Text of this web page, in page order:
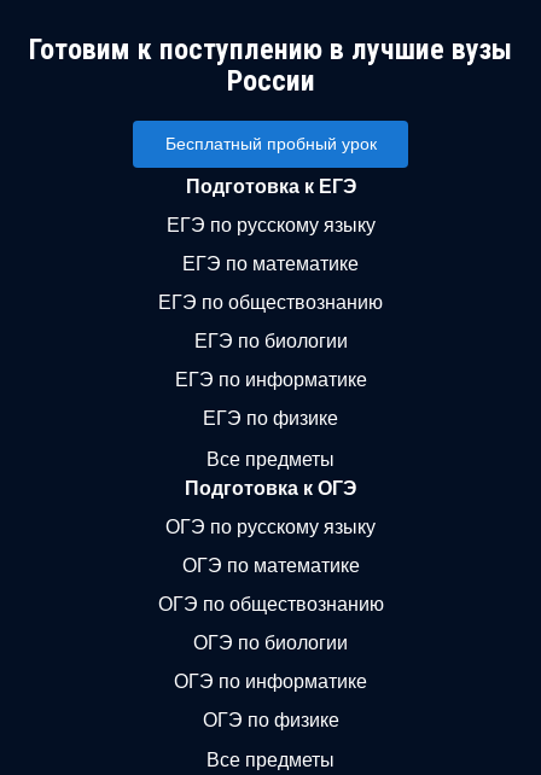
Готовим к поступлению в лучшие вузы
России
Бесплатный пробный урок
Подготовка к ЕГЭ
ЕГЭ по русскому языку
ЕГЭ по математике
ЕГЭ по обществознанию
ЕГЭ по биологии
ЕГЭ по информатике
ЕГЭ по физике
Все предметы
Подготовка к ОГЭ
ОГЭ по русскому языку
ОГЭ по математике
ОГЭ по обществознанию
ОГЭ по биологии
ОГЭ по информатике
ОГЭ по физике
Все предметы